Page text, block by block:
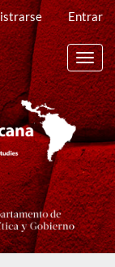
Entrar